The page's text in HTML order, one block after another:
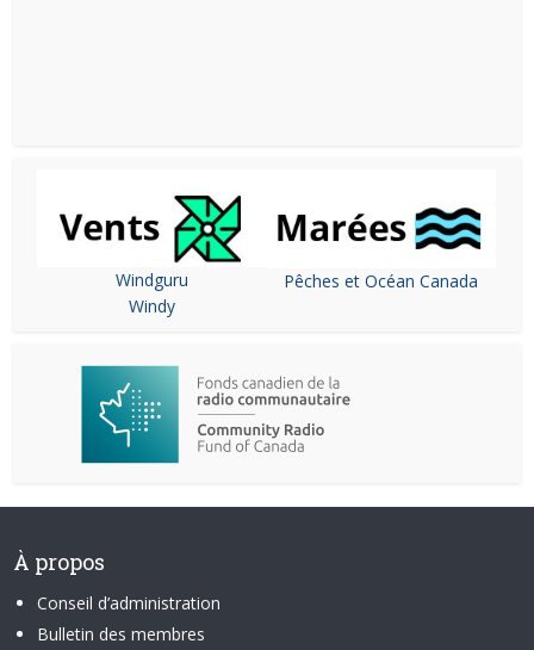
Windguru
Windy
Pêches et Océan Canada
À propos
Conseil d’administration
Bulletin des membres